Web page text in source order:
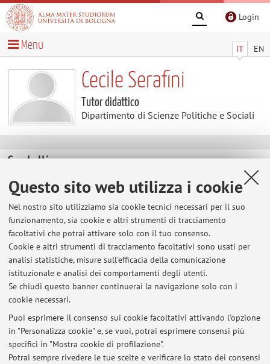
Questo sito web utilizza i cookie
Nel nostro sito utilizziamo sia cookie tecnici necessari per il suo
funzionamento, sia cookie e altri strumenti di tracciamento
facoltativi che potrai attivare solo con il tuo consenso.
Cookie e altri strumenti di tracciamento facoltativi sono usati per
analisi statistiche, misure sull'efficacia della comunicazione
istituzionale e analisi dei comportamenti degli utenti.
Se chiudi questo banner continuerai la navigazione solo con i
cookie necessari.
Puoi esprimere il consenso sui cookie facoltativi attivando l'opzione
in "Personalizza cookie" e, se vuoi, potrai esprimere consensi più
specifici in "Mostra cookie di profilazione".
Potrai sempre rivedere le tue scelte e verificare lo stato dei consensi
Login
IT EN
Menu
Cecile Serafini
Tutor didattico
Dipartimento di Scienze Politiche e Sociali
Contatti
E-mail: cecile.serafini2@unibo.it
Dipartimento di Scienze Politiche e Sociali
Strada Maggiore 45, Bologna -
Vai alla mappa
Ultimi avvisi
Al momento non sono presenti avvisi.